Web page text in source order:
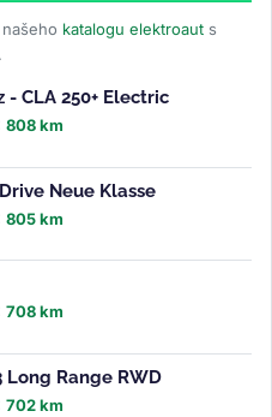
katalogu elektroaut s
- CLA 250+ Electric
808 km
Neue Klasse
805 km
708 km
Long Range RWD
702 km